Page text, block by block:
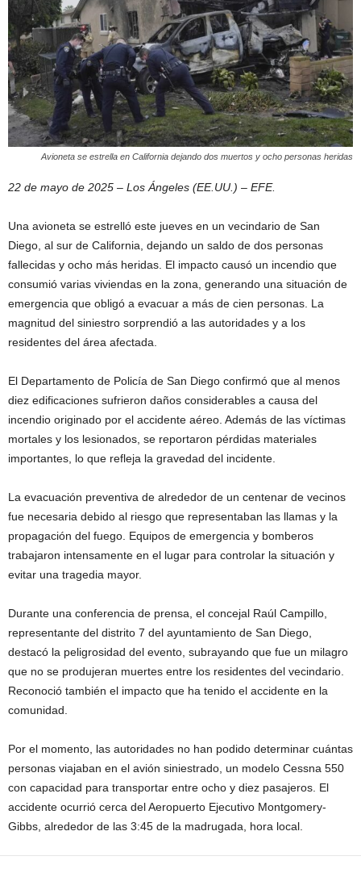
Avioneta se estrella en California dejando dos muertos y ocho personas heridas
22 de mayo de 2025 – Los Ángeles (EE.UU.) – EFE.
Una avioneta se estrelló este jueves en un vecindario de San
Diego, al sur de California, dejando un saldo de dos personas
fallecidas y ocho más heridas. El impacto causó un incendio que
consumió varias viviendas en la zona, generando una situación de
emergencia que obligó a evacuar a más de cien personas. La
magnitud del siniestro sorprendió a las autoridades y a los
residentes del área afectada.
El Departamento de Policía de San Diego confirmó que al menos
diez edificaciones sufrieron daños considerables a causa del
incendio originado por el accidente aéreo. Además de las víctimas
mortales y los lesionados, se reportaron pérdidas materiales
importantes, lo que refleja la gravedad del incidente.
La evacuación preventiva de alrededor de un centenar de vecinos
fue necesaria debido al riesgo que representaban las llamas y la
propagación del fuego. Equipos de emergencia y bomberos
trabajaron intensamente en el lugar para controlar la situación y
evitar una tragedia mayor.
Durante una conferencia de prensa, el concejal Raúl Campillo,
representante del distrito 7 del ayuntamiento de San Diego,
destacó la peligrosidad del evento, subrayando que fue un milagro
que no se produjeran muertes entre los residentes del vecindario.
Reconoció también el impacto que ha tenido el accidente en la
comunidad.
Por el momento, las autoridades no han podido determinar cuántas
personas viajaban en el avión siniestrado, un modelo Cessna 550
con capacidad para transportar entre ocho y diez pasajeros. El
accidente ocurrió cerca del Aeropuerto Ejecutivo Montgomery-
Gibbs, alrededor de las 3:45 de la madrugada, hora local.